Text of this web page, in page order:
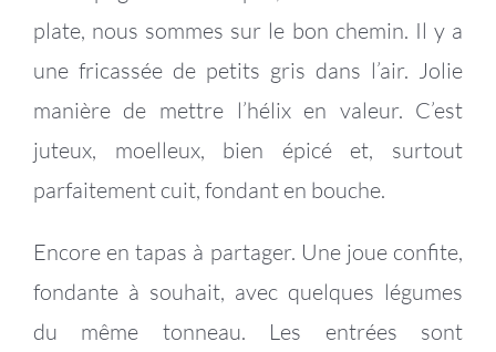
plate, nous sommes sur le bon chemin. Il y a
une fricassée de petits gris dans l’air. Jolie
manière de mettre l’hélix en valeur. C’est
juteux, moelleux, bien épicé et, surtout
parfaitement cuit, fondant en bouche.
Encore en tapas à partager. Une joue confite,
fondante à souhait, avec quelques légumes
du même tonneau. Les entrées sont